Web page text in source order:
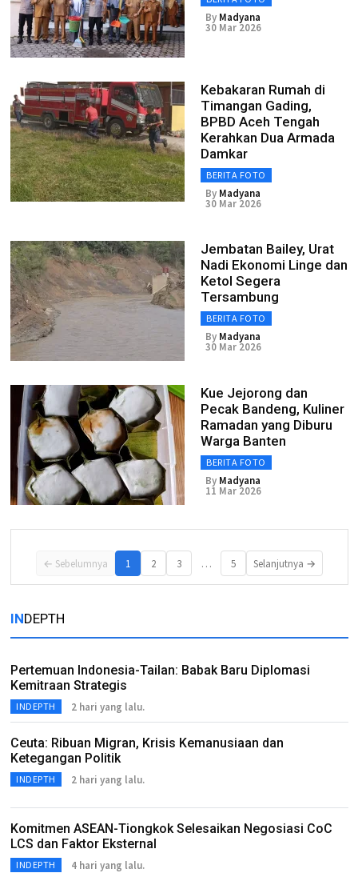
By Madyana
30 Mar 2026
Kebakaran Rumah di
Timangan Gading,
BPBD Aceh Tengah
Kerahkan Dua Armada
Damkar
BERITA FOTO
By Madyana
30 Mar 2026
Jembatan Bailey, Urat
Nadi Ekonomi Linge dan
Ketol Segera
Tersambung
BERITA FOTO
By Madyana
30 Mar 2026
Kue Jejorong dan
Pecak Bandeng, Kuliner
Ramadan yang Diburu
Warga Banten
BERITA FOTO
By Madyana
11 Mar 2026
← Sebelumnya 1 2 3 … 5 Selanjutnya →
INDEPTH
Pertemuan Indonesia-Tailan: Babak Baru Diplomasi
Kemitraan Strategis
INDEPTH 2 hari yang lalu.
Ceuta: Ribuan Migran, Krisis Kemanusiaan dan
Ketegangan Politik
INDEPTH 2 hari yang lalu.
Komitmen ASEAN-Tiongkok Selesaikan Negosiasi CoC
LCS dan Faktor Eksternal
INDEPTH 4 hari yang lalu.